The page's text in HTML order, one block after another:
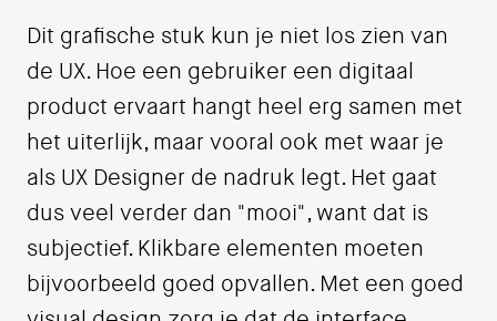
Dit grafische stuk kun je niet los zien van
de UX. Hoe een gebruiker een digitaal
product ervaart hangt heel erg samen met
het uiterlijk, maar vooral ook met waar je
als UX Designer de nadruk legt. Het gaat
dus veel verder dan "mooi", want dat is
subjectief. Klikbare elementen moeten
bijvoorbeeld goed opvallen. Met een goed